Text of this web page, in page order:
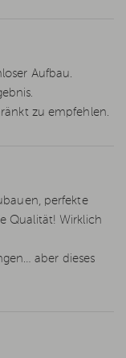
Aufbau.
zu empfehlen.
perfekte
Qualität! Wirklich
aber dieses